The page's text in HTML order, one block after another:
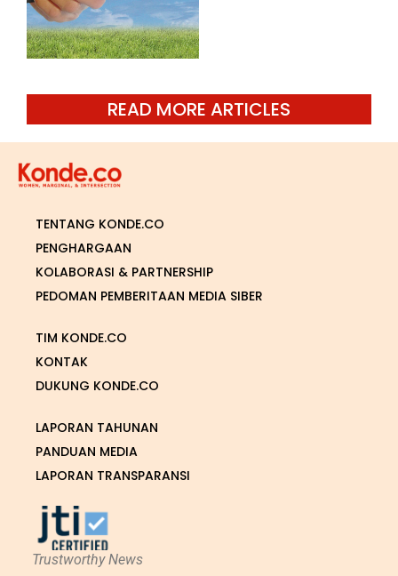
READ MORE ARTICLES
TENTANG KONDE.CO
PENGHARGAAN
KOLABORASI & PARTNERSHIP
PEDOMAN PEMBERITAAN MEDIA SIBER
TIM KONDE.CO
KONTAK
DUKUNG KONDE.CO
LAPORAN TAHUNAN
PANDUAN MEDIA
LAPORAN TRANSPARANSI
Trustworthy News